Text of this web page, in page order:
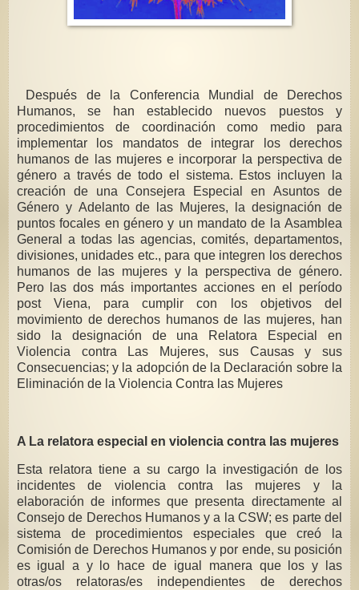
Después de la Conferencia Mundial de Derechos
Humanos, se han establecido nuevos puestos y
procedimientos de coordinación como medio para
implementar los mandatos de integrar los derechos
humanos de las mujeres e incorporar la perspectiva de
género a través de todo el sistema. Estos incluyen la
creación de una Consejera Especial en Asuntos de
Género y Adelanto de las Mujeres, la designación de
puntos focales en género y un mandato de la Asamblea
General a todas las agencias, comités, departamentos,
divisiones, unidades etc., para que integren los derechos
humanos de las mujeres y la perspectiva de género.
Pero las dos más importantes acciones en el período
post Viena, para cumplir con los objetivos del
movimiento de derechos humanos de las mujeres, han
sido la designación de una Relatora Especial en
Violencia contra Las Mujeres, sus Causas y sus
Consecuencias; y la adopción de la Declaración sobre la
Eliminación de la Violencia Contra las Mujeres
A La relatora especial en violencia contra las mujeres
Esta relatora tiene a su cargo la investigación de los
incidentes de violencia contra las mujeres y la
elaboración de informes que presenta directamente al
Consejo de Derechos Humanos y a la CSW; es parte del
sistema de procedimientos especiales que creó la
Comisión de Derechos Humanos y por ende, su posición
es igual a y lo hace de igual manera que los y las
otras/os relatoras/es independientes de derechos